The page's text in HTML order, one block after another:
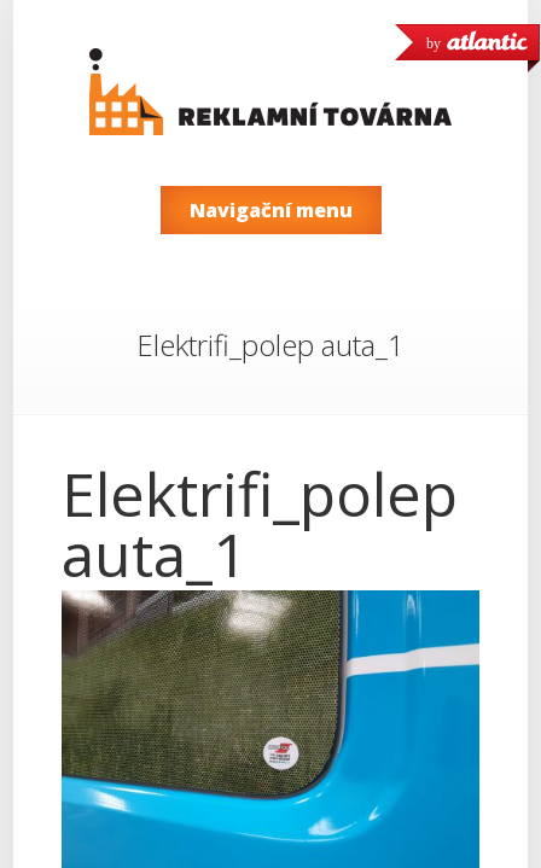
by
Navigační menu
Elektrifi_polep auta_1
Elektrifi_polep
auta_1